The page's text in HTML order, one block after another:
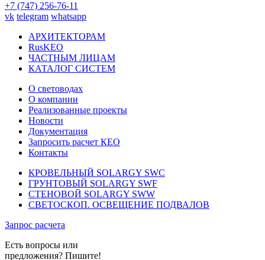
+7 (747) 256-76-11
vk telegram whatsapp
АРХИТЕКТОРАМ
RusKEO
ЧАСТНЫМ ЛИЦАМ
КАТАЛОГ СИСТЕМ
О световодах
О компании
Реализованные проекты
Новости
Документация
Запросить расчет КЕО
Контакты
КРОВЕЛЬНЫЙ SOLARGY SWC
ГРУНТОВЫЙ SOLARGY SWF
СТЕНОВОЙ SOLARGY SWW
СВЕТОСКОП. ОСВЕЩЕНИЕ ПОДВАЛОВ
Запрос расчета
Есть вопросы или
предложения? Пишите!